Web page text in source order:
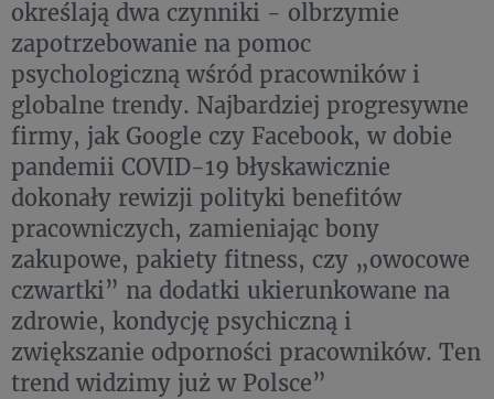
określają dwa czynniki - olbrzymie
zapotrzebowanie na pomoc
psychologiczną wśród pracowników i
globalne trendy. Najbardziej progresywne
firmy, jak Google czy Facebook, w dobie
pandemii COVID-19 błyskawicznie
dokonały rewizji polityki benefitów
pracowniczych, zamieniając bony
zakupowe, pakiety fitness, czy „owocowe
czwartki” na dodatki ukierunkowane na
zdrowie, kondycję psychiczną i
zwiększanie odporności pracowników. Ten
trend widzimy już w Polsce”